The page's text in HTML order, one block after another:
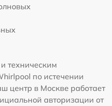
техническим
по истечении
центр в Москве работает
авторизации от